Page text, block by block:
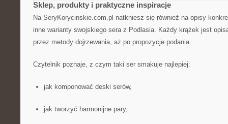
Sklep, produkty i praktyczne inspiracje
Na SeryKorycinskie.com.pl natkniesz się również na opisy
inne warianty swojskiego sera z Podlasia. Każdy krążek jest
przez metody dojrzewania, aż po propozycje podania.
Czytelnik poznaje, z czym taki ser smakuje najlepiej:
jak komponować deski serów,
jak tworzyć harmonijne pary,